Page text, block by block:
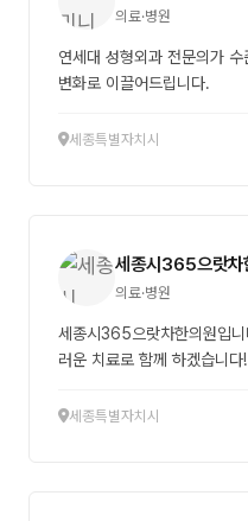
의료·병원
연세대 성형외과 전문의가
변화로 이끌어드립니다.
세종특별자치시
세종시365으랏차
의료·병원
세종시365으랏차한의원입
러운 치료로 함께 하겠습니다!
세종특별자치시